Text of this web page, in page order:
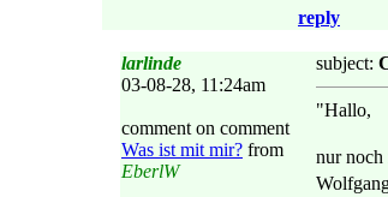
reply
larlinde
03-08-28, 11:24am
comment on comment
Was ist mit mir? from
EberlW
subject:
"Hallo,
nur